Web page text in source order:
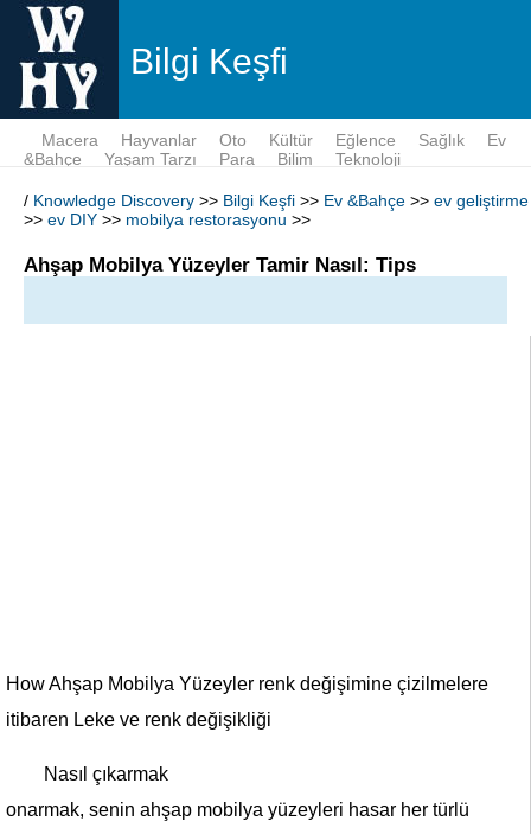
Bilgi Keşfi
Macera Hayvanlar Oto Kültür Eğlence Sağlık
Ev
&Bahçe
Yaşam Tarzı Para Bilim Teknoloji
/ Knowledge Discovery >> Bilgi Keşfi >> Ev &Bahçe >> ev geliştirme
>> ev DIY >> mobilya restorasyonu >>
Ahşap Mobilya Yüzeyler Tamir Nasıl: Tips
How Ahşap Mobilya Yüzeyler renk değişimine çizilmelere
itibaren Leke ve renk değişikliği
Nasıl çıkarmak
onarmak, senin ahşap mobilya yüzeyleri hasar her türlü